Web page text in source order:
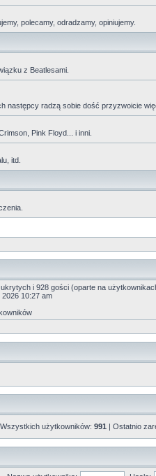
polecamy, odradzamy, opiniujemy.
z Beatlesami.
następcy radzą sobie dość przyzwoicie
Pink Floyd... i inni.
itd.
i 928 gości (oparte na
2026 10:27 am
użytkowników: 991 | Ostatnio